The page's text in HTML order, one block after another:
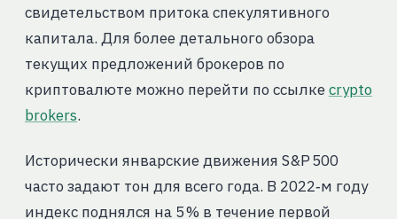
свидетельством притока спекулятивного
капитала. Для более детального обзора
текущих предложений брокеров по
криптовалюте можно перейти по ссылкеcrypto
brokers.
Исторически январские движения S&P 500
часто задают тон для всего года. В 2022‑м году
индекс поднялся на 5 % в течение первой